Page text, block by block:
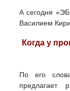
А сегодня
Василием
Когда у
По его
предлагает